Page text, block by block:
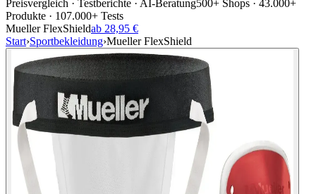
Preisvergleich · Testberichte · AI-Beratung500+ Shops · 43.000+
Produkte · 107.000+ Tests
Mueller FlexShieldab 28,95 €
Start›Sportbekleidung›Mueller FlexShield